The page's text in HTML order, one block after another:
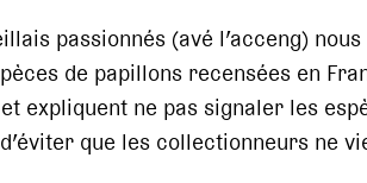
passionnés (avé l’acceng)
de papillons recensées en
expliquent ne pas signaler les
que les collectionneurs ne